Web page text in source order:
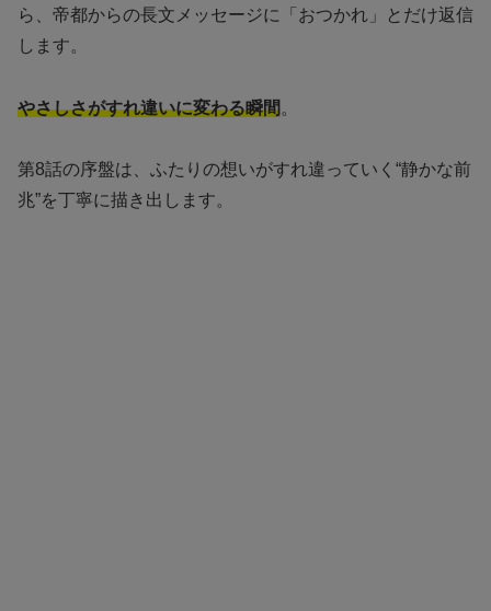
ら、帝都からの長文メッセージに「おつかれ」とだけ返信
します。
やさしさがすれ違いに変わる瞬間。
第8話の序盤は、ふたりの想いがすれ違っていく“静かな前
兆”を丁寧に描き出します。